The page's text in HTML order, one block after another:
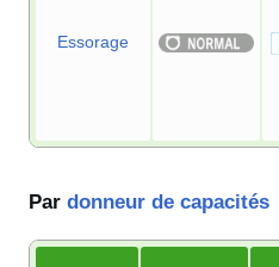
Essorage
Par donneur de capacités